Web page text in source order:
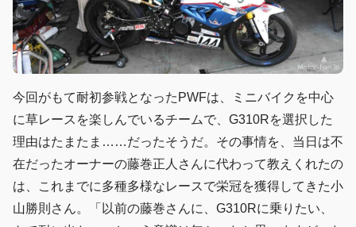
今回がもて耐初参戦となったPWFは、ミニバイクを中心
に草レースを楽しんでいるチームで、G310Rを選択した
理由はたまたま……だったそうだ。その事情を、当日は不
在だったオーナーの藤巻正人さんに代わって教えくれたの
は、これまでに多種多様なレースで栄冠を獲得してきた小
山勝則さん。「以前の藤巻さんに、G310Rに乗りたい、